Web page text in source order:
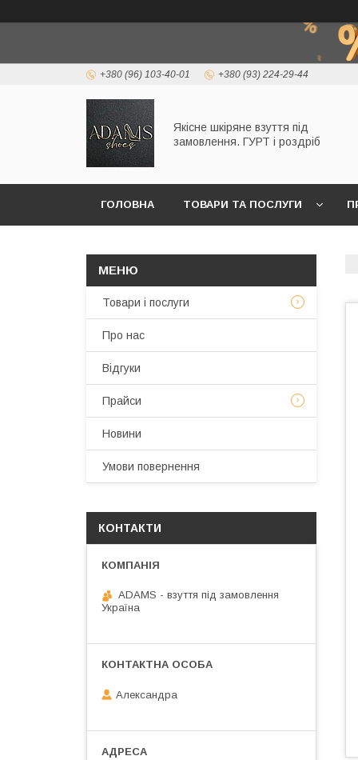
+380 (96) 103-40-01 +380 (93) 224-29-44
Якісне шкіряне взуття під
замовлення. ГУРТ і роздріб
ГОЛОВНА ТОВАРИ ТА ПОСЛУГИ
Товари і послуги
Про нас
Відгуки
Прайси
Новини
Умови повернення
КОНТАКТИ
ADAMS - взуття під замовлення
Україна
Александра